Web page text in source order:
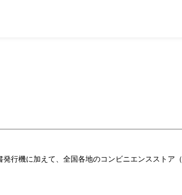
行機に加えて、全国各地のコンビニエンスストア